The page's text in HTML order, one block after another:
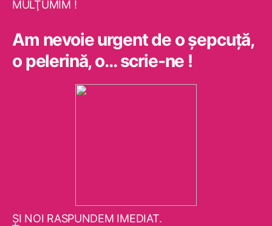
MULŢUMIM !
Am nevoie urgent de o şepcuţă,
o pelerină, o… scrie-ne !
ŞI NOI RASPUNDEM IMEDIAT.